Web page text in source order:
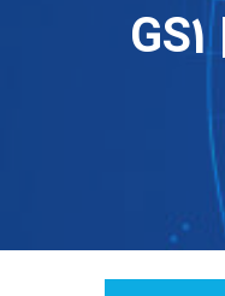
صفحه فرود بارکد استاندارد جی اس وان | سفارش بارکد محصولات | GS1